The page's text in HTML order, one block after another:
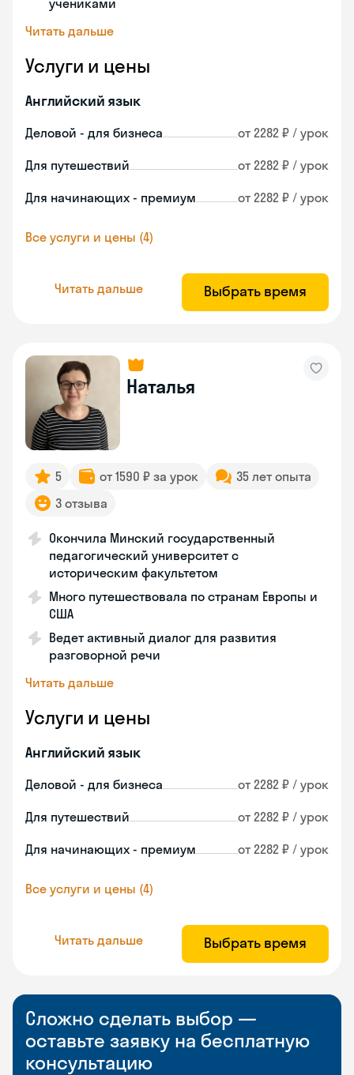
учениками
Читать дальше
Услуги и цены
Английский язык
Деловой - для бизнеса от 2282 ₽ / урок
Для путешествий от 2282 ₽ / урок
Для начинающих - премиум от 2282 ₽ / урок
Все услуги и цены (4)
Читать дальше Выбрать время
Наталья
5 от 1590 ₽ за урок
35 лет опыта
3 отзыва
Окончила Минский государственный
педагогический университет с
историческим факультетом
Много путешествовала по странам Европы и
США
Ведет активный диалог для развития
разговорной речи
Читать дальше
Услуги и цены
Английский язык
Деловой - для бизнеса от 2282 ₽ / урок
Для путешествий от 2282 ₽ / урок
Для начинающих - премиум от 2282 ₽ / урок
Все услуги и цены (4)
Читать дальше Выбрать время
Сложно сделать выбор —
оставьте заявку на бесплатную
консультацию